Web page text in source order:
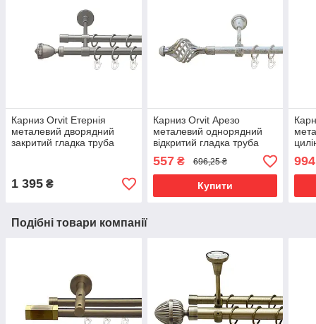
Карниз Orvit Етернія
металевий дворядний
закритий гладка труба
1 395 ₴
Карниз Orvit Арезо
металевий однорядний
відкритий гладка труба
Золото 16 мм 160 см
(5478911)
557₴ 696,25 ₴
Купити
994
Подібні товари компанії